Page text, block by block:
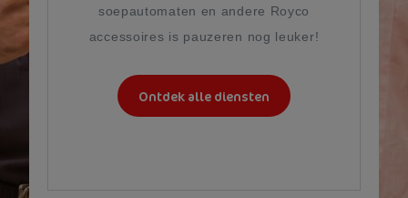
soepautomaten en andere Royco
accessoires is pauzeren nog leuker!
Ontdek alle diensten